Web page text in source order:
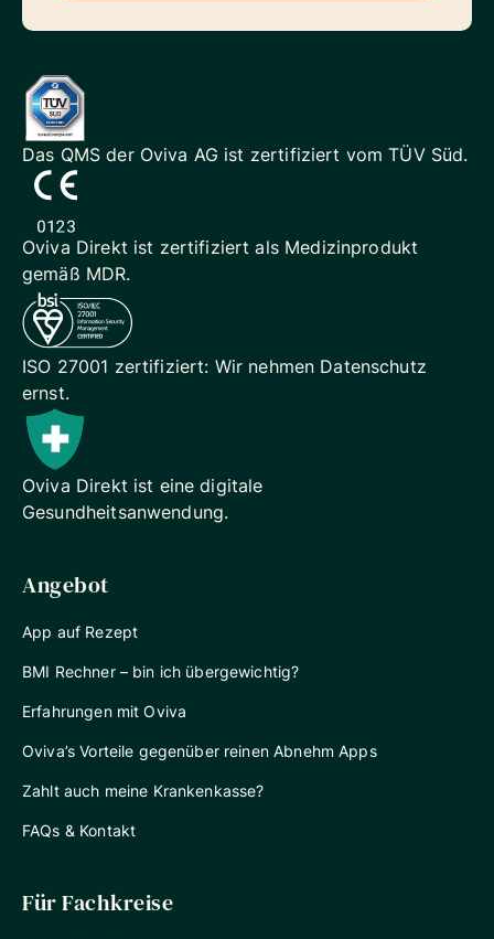
Das QMS der Oviva AG ist zertifiziert vom TÜV Süd.
Oviva Direkt ist zertifiziert als Medizinprodukt
gemäß MDR.
ISO 27001 zertifiziert: Wir nehmen Datenschutz
ernst.
Oviva Direkt ist eine digitale
Gesundheitsanwendung.
Angebot
App auf Rezept
BMI Rechner – bin ich übergewichtig?
Erfahrungen mit Oviva
Oviva’s Vorteile gegenüber reinen Abnehm Apps
Zahlt auch meine Krankenkasse?
FAQs & Kontakt
Für Fachkreise